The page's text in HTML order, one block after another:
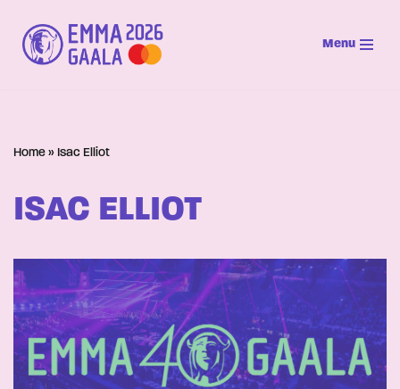
Siirry
suoraan
Menu
Home » Isac Elliot
ISAC ELLIOT